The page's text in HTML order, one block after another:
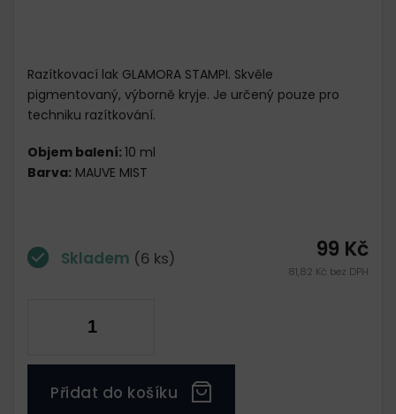
99 Kč
81,82 Kč bez DPH
Skladem (6 ks)
Přidat do košíku
Razítkovací lak GLAMORA STAMPI. Skvěle
pigmentovaný, výborně kryje. Je určený pouze pro
techniku razítkování.
Objem balení: 10 ml
Barva: MAUVE MIST